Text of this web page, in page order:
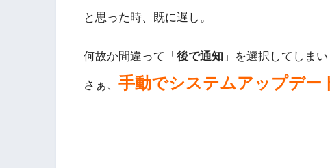
と思った時、既に遅し。
何故か間違って「 後で通知 」を選択してしまい
さぁ、 手動でシステムアップデー